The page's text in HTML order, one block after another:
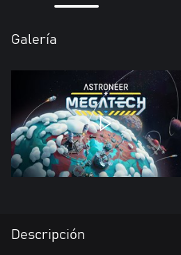
Galería
Descripción